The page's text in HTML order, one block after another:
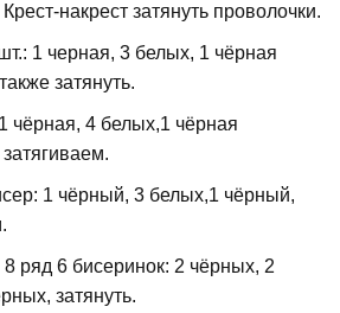
накрест затянуть проволочки.
1 черная, 3 белых, 1 чёрная
затянуть.
чёрная, 4 белых,1 чёрная
1 чёрный, 3 белых,1 чёрный,
ряд 6 бисеринок: 2 чёрных, 2
затянуть.